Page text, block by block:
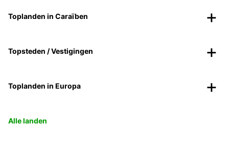
Toplanden in Caraïben
Topsteden / Vestigingen
Toplanden in Europa
Alle landen